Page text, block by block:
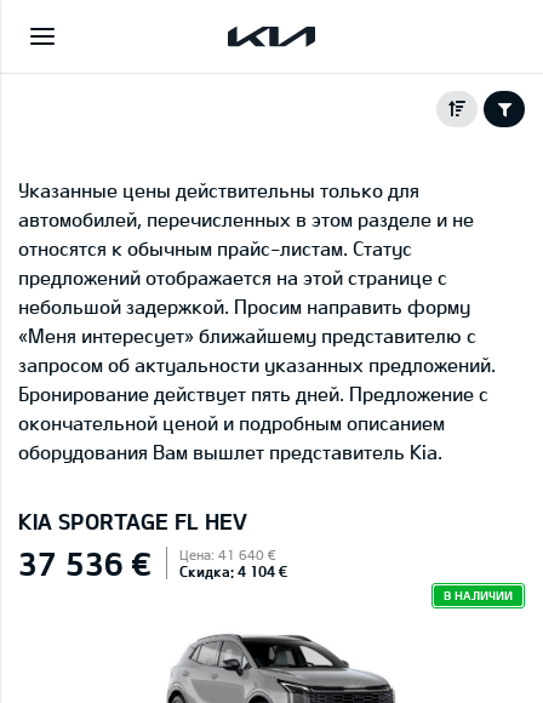
Указанные цены действительны только для
автомобилей, перечисленных в этом разделе и не
относятся к обычным прайс-листам. Статус
предложений отображается на этой странице с
небольшой задержкой. Просим направить форму
«Меня интересует» ближайшему представителю с
запросом об актуальности указанных предложений.
Бронирование действует пять дней. Предложение с
окончательной ценой и подробным описанием
оборудования Вам вышлет представитель Kia.
KIA SPORTAGE FL HEV
37 536 € Цена: 41 640 €
Скидка: 4 104 €
В НАЛИЧИИ